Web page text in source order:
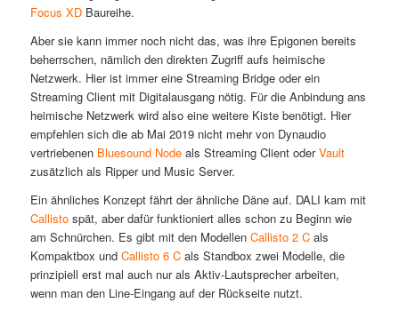
Focus XDBaureihe.
Aber sie kann immer noch nicht das, was ihre Epigonen bereits
beherrschen, nämlich den direkten Zugriff aufs heimische
Netzwerk. Hier ist immer eine Streaming Bridge oder ein
Streaming Client mit Digitalausgang nötig. Für die Anbindung ans
heimische Netzwerk wird also eine weitere Kiste benötigt. Hier
empfehlen sich die ab Mai 2019 nicht mehr von Dynaudio
vertriebenen Bluesound Nodeals Streaming Client oderVault
zusätzlich als Ripper und Music Server.
Ein ähnliches Konzept fährt der ähnliche Däne auf. DALI kam mit
Callistospät, aber dafür funktioniert alles schon zu Beginn wie
am Schnürchen. Es gibt mit den Modellen Callisto 2 Cals
Kompaktbox und Callisto 6 Cals Standbox zwei Modelle, die
prinzipiell erst mal auch nur als Aktiv-Lautsprecher arbeiten,
wenn man den Line-Eingang auf der Rückseite nutzt.